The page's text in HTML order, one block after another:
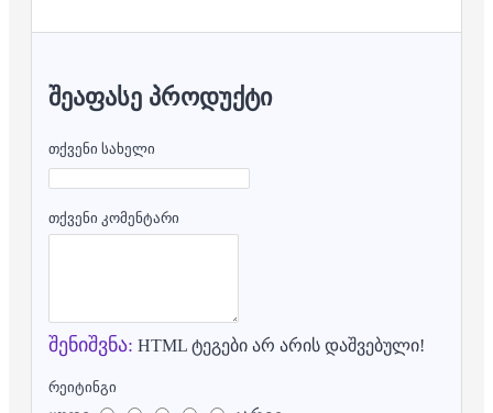
ᲨᲔᲐᲤᲐᲡᲔ ᲞᲠᲝᲓᲣᲥᲢᲘ
თქვენი სახელი
თქვენი კომენტარი
შენიშვნა: HTML ტეგები არ არის დაშვებული!
რეიტინგი